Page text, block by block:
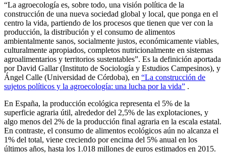
“La agroecología es, sobre todo, una visión política de la
construcción de una nueva sociedad global y local, que ponga en el
centro la vida, partiendo de los procesos que tienen que ver con la
producción, la distribución y el consumo de alimentos
ambientalmente sanos, socialmente justos, económicamente viables,
culturalmente apropiados, completos nutricionalmente en sistemas
agroalimentarios y territorios sustentables”. Es la definición aportada
por David Gallar (Instituto de Sociología y Estudios Campesinos), y
Ángel Calle (Universidad de Córdoba), en “La construcción de
sujetos políticos y la agroecología: una lucha por la vida” .
En España, la producción ecológica representa el 5% de la
superficie agraria útil, alrededor del 2,5% de las explotaciones, y
algo menos del 2% de la producción final agraria en la escala estatal.
En contraste, el consumo de alimentos ecológicos aún no alcanza el
1% del total, viene creciendo por encima del 5% anual en los
últimos años, hasta los 1.018 millones de euros estimados en 2015.